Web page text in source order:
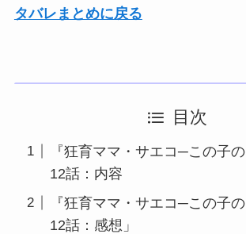
タバレまとめに戻る
目次
『狂育ママ・サエコ─この子
12話：内容
『狂育ママ・サエコ─この子
12話：感想」